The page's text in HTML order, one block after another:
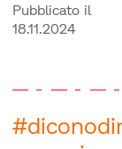
Pubblicato il
18.11.2024